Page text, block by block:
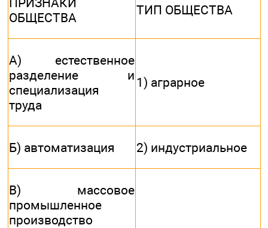
ОБЩЕСТВА
ТИП ОБЩЕСТВА
А) естественное
разделение и
специализация
труда
1) аграрное
Б) автоматизация 2) индустриальное
В) массовое
промышленное
производство